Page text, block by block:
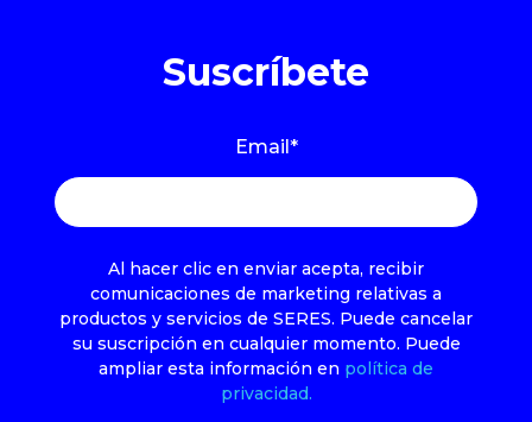
Suscríbete
Email *
Al hacer clic en enviar acepta, recibir
comunicaciones de marketing relativas a
productos y servicios de SERES. Puede cancelar
su suscripción en cualquier momento. Puede
ampliar esta información en política de
privacidad.